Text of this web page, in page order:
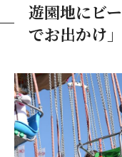
遊園地にビ
でお出かけ